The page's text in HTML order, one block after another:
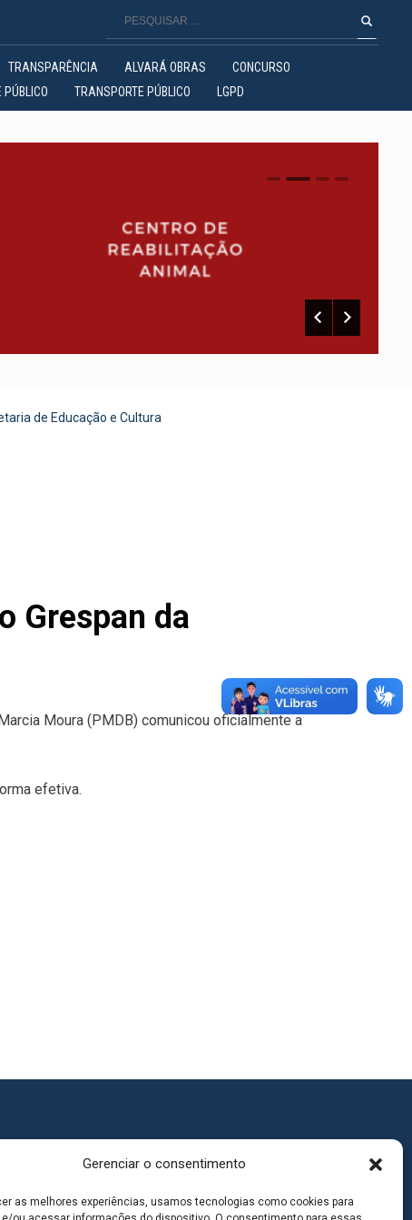
Gerenciar o consentimento
as melhores experiências, usamos tecnologias como cookies para
TRANSPARÊNCIA ALVARÁ OBRAS
CONCURSO
PÚBLICO TRANSPORTE PÚBLICO LGPD
0 1 2
de Educação e Cultura
Grespan da
Moura (PMDB) comunicou oficialmente a
efetiva.